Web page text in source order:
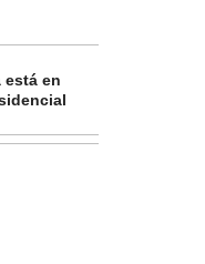
está en